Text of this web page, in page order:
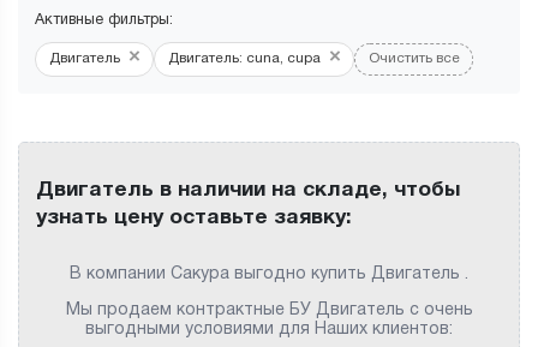
Активные фильтры:
Двигатель × Двигатель: cuna, cupa × Очистить все
Двигатель в наличии на складе, чтобы
узнать цену оставьте заявку:
В компании Сакура выгодно купить Двигатель .
Мы продаем контрактные БУ Двигатель с очень
выгодными условиями для Наших клиентов: